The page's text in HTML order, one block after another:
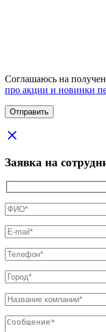
Соглашаюсь на
про акции и новинки
Заявка на